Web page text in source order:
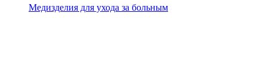
Медизделия для ухода за больным